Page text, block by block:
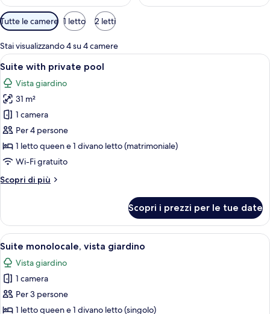
Filtri
disponibili
per
le
camere
Tutte le camere 1 letto 2 letti
Stai visualizzando 4 su 4 camere
Apri
tutte
le
foto
per
Suite
with
private
Una camera d'albergo con un letto,
23
Suite with private pool
Vista giardino
31 m²
1 camera
Per 4 persone
1 letto queen e 1 divano letto (matrimoniale)
Wi-Fi gratuito
Scopri di più
Altri
with
private
pool
Scopri i prezzi per le tue date
Apri
tutte
le
foto
per
Suite
Una camera d'albergo moderna con
7
Suite monolocale, vista giardino
Vista giardino
1 camera
Per 3 persone
1 letto queen e 1 divano letto (singolo)